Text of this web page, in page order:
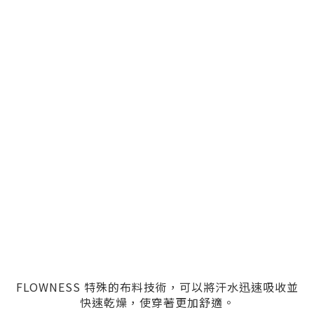
FLOWNESS 特殊的布料技術，可以將汗水迅速吸收並
快速乾燥，使穿著更加舒適。